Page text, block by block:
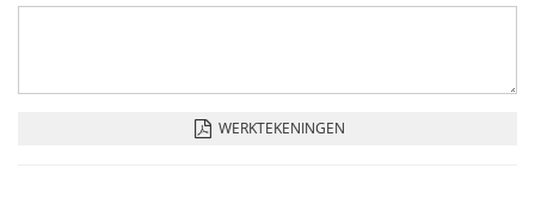
WERKTEKENINGEN